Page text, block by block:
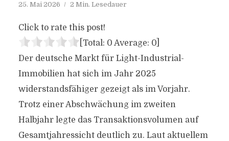
25. Mai 2026 2 Min. Lesedauer
Click to rate this post!
[Total: 0 Average: 0]
Der deutsche Markt für Light-Industrial-
Immobilien hat sich im Jahr 2025
widerstandsfähiger gezeigt als im Vorjahr.
Trotz einer Abschwächung im zweiten
Halbjahr legte das Transaktionsvolumen auf
Gesamtjahressicht deutlich zu. Laut aktuellem